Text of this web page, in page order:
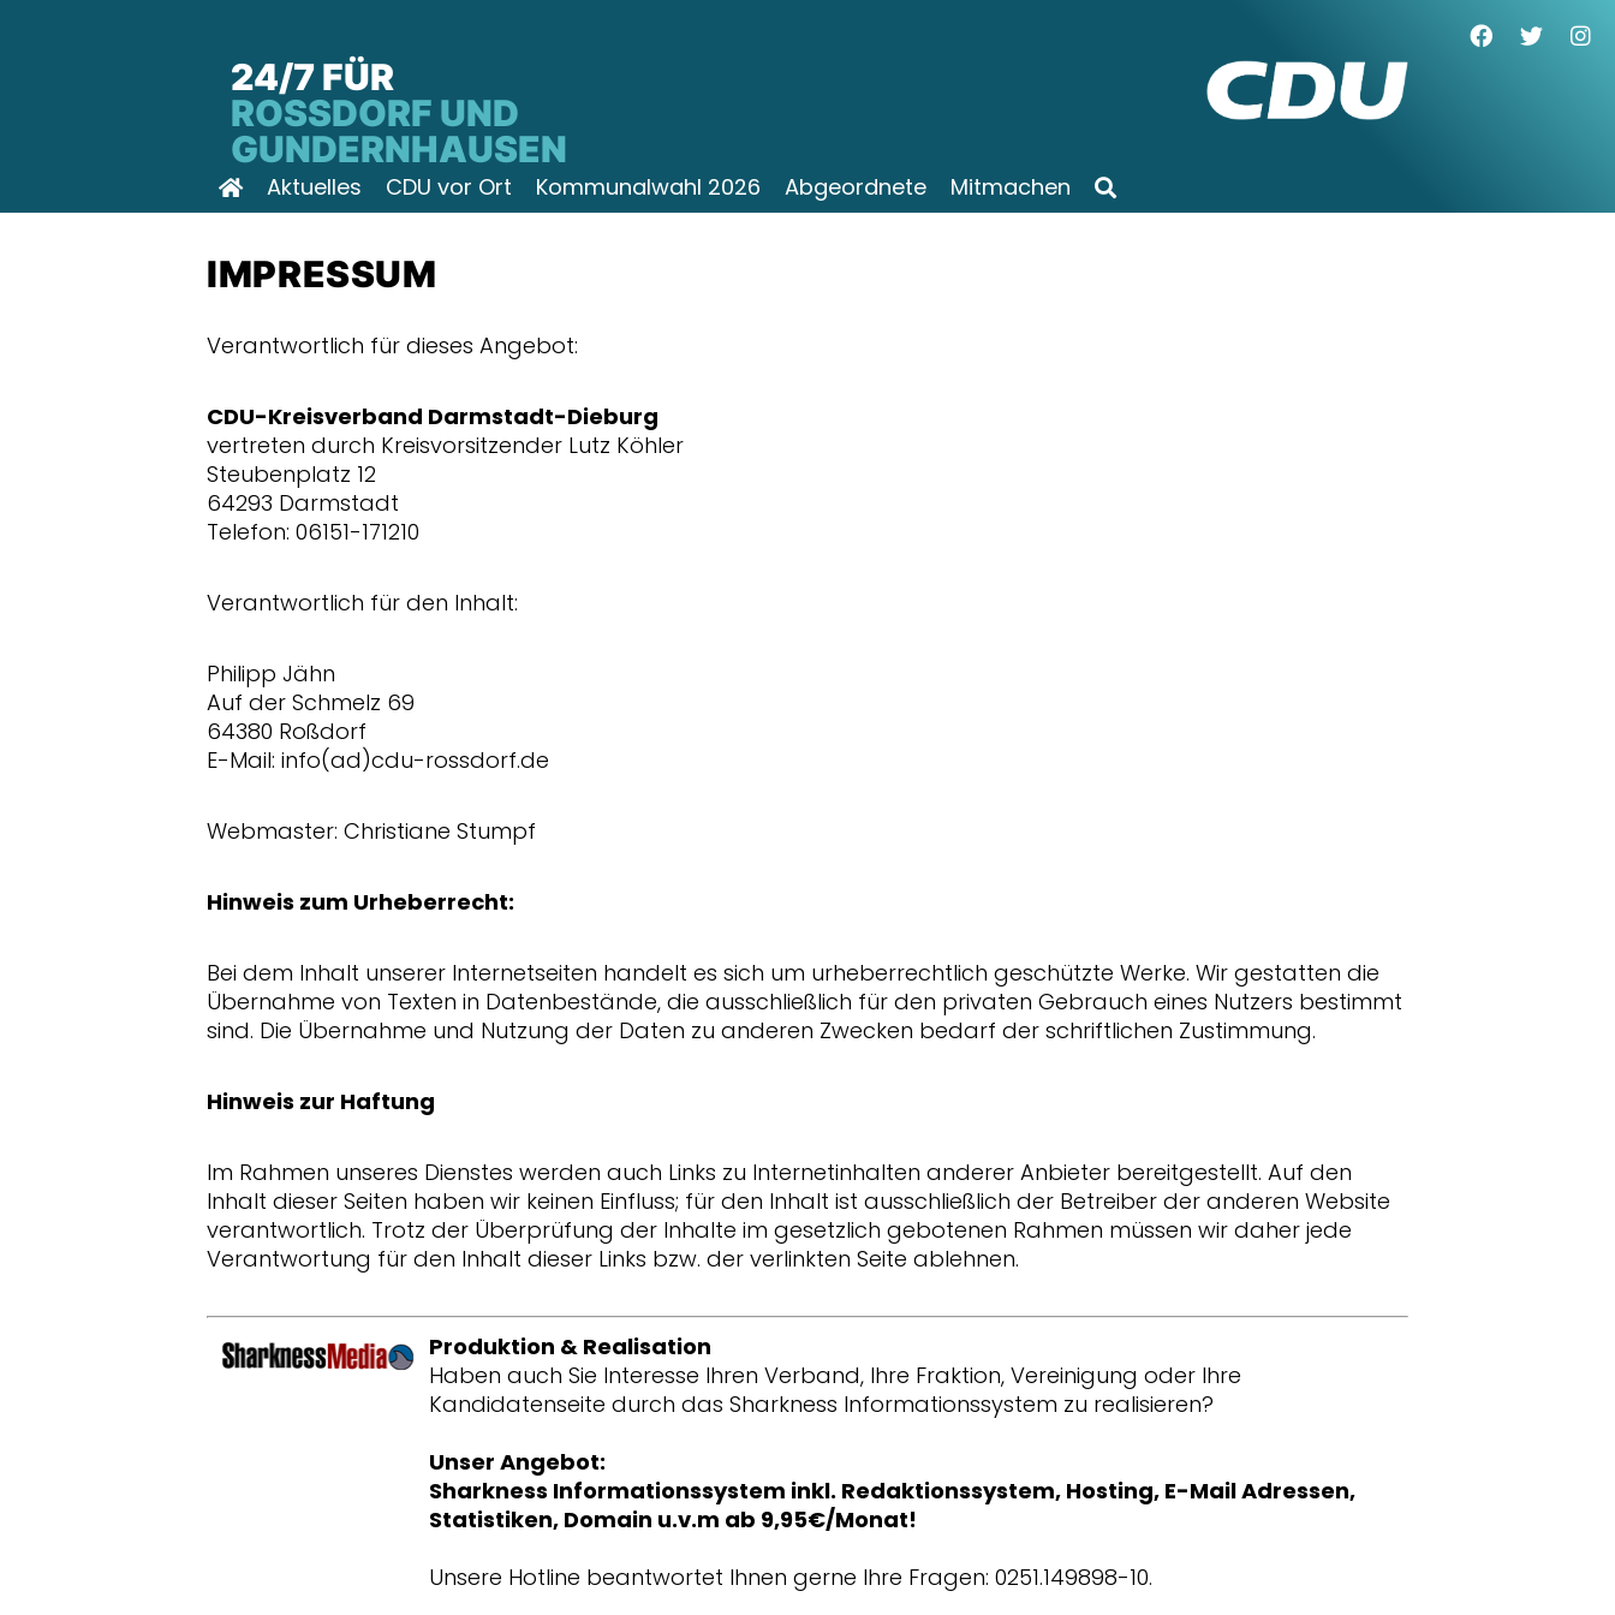
24/7 FÜR
ROSSDORF UND G
UNDERNHAUSEN
Aktuelles CDU vor Ort Kommunalwahl 2026 Abgeordnete Mitmachen
IMPRESSUM
Verantwortlich für dieses Angebot:
CDU-Kreisverband Darmstadt-Dieburg
vertreten durch Kreisvorsitzender Lutz Köhler
Steubenplatz 12
64293 Darmstadt
Telefon: 06151-171210
Verantwortlich für den Inhalt:
Philipp Jähn
Auf der Schmelz 69
64380 Roßdorf
E-Mail: info(ad)cdu-rossdorf.de
Webmaster: Christiane Stumpf
Hinweis zum Urheberrecht:
Bei dem Inhalt unserer Internetseiten handelt es sich um urheberrechtlich geschützte Werke. Wir gestatten die
Übernahme von Texten in Datenbestände, die ausschließlich für den privaten Gebrauch eines Nutzers bestimmt
sind. Die Übernahme und Nutzung der Daten zu anderen Zwecken bedarf der schriftlichen Zustimmung.
Hinweis zur Haftung
Im Rahmen unseres Dienstes werden auch Links zu Internetinhalten anderer Anbieter bereitgestellt. Auf den
Inhalt dieser Seiten haben wir keinen Einfluss; für den Inhalt ist ausschließlich der Betreiber der anderen Website
verantwortlich. Trotz der Überprüfung der Inhalte im gesetzlich gebotenen Rahmen müssen wir daher jede
Verantwortung für den Inhalt dieser Links bzw. der verlinkten Seite ablehnen.
Produktion & Realisation
Haben auch Sie Interesse Ihren Verband, Ihre Fraktion, Vereinigung oder Ihre
Kandidatenseite durch das Sharkness Informationssystem zu realisieren?
Unser Angebot:
Sharkness Informationssystem inkl. Redaktionssystem, Hosting, E-Mail Adressen,
Statistiken, Domain u.v.m ab 9,95€/Monat!
Unsere Hotline beantwortet Ihnen gerne Ihre Fragen: 0251.149898-10.